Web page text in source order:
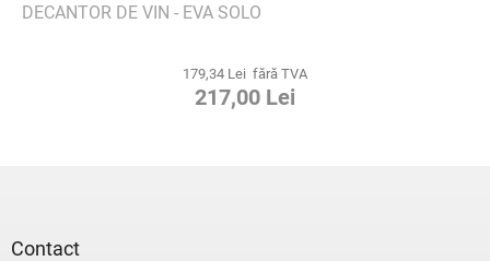
DECANTOR DE VIN - EVA SOLO
179,34 Lei fără TVA
217,00 Lei
Contact